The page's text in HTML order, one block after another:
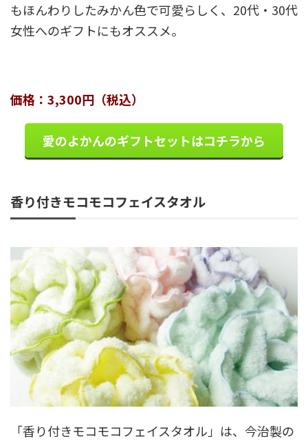
もほんわりしたみかん色で可愛らしく、20代・30代
女性へのギフトにもオススメ。
価格：3,300円（税込）
愛のよかんのギフトセットはコチラから
香り付きモコモコフェイスタオル
「香り付きモコモコフェイスタオル」は、今治製の